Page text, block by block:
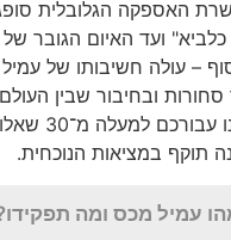
האספקה הגלובלית
ועד האיום הגובר של
– עולה חשיבותו של
סחורות ובחיבור שבין
הישראלי.
תוקף במציאות הנוכחית.
עמיל מכס ומה